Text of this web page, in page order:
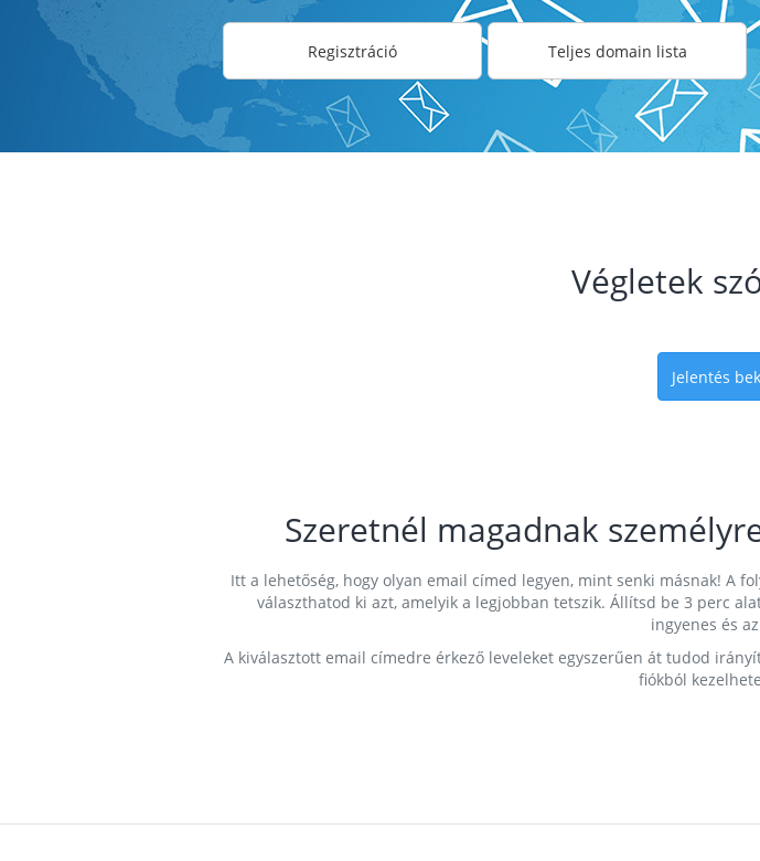
Regisztráció Teljes domain lista
Végletek
Jelentés
Szeretnél magadnak
Itt a lehetőség, hogy olyan email címed legyen, mint senki másnak! A
választhatod ki azt, amelyik a legjobban tetszik. Állítsd be 3 perc
ingyenes és
A kiválasztott email címedre érkező leveleket egyszerűen át tudod
fiókból